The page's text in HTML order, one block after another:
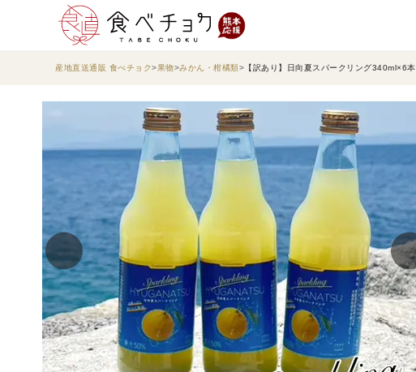
産地直送通販 食べチョク 果物 みかん・柑橘類 【訳あり】日向夏スパークリング340ml×6本